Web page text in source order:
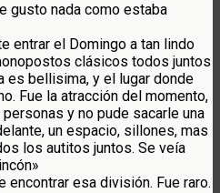
gusto nada como estaba
entrar el Domingo a tan lindo
clásicos todos juntos
es bellisima, y el lugar donde
Fue la atracción del momento,
y no pude sacarle una
un espacio, sillones, mas
los autitos juntos. Se veía
encontrar esa división. Fue raro.